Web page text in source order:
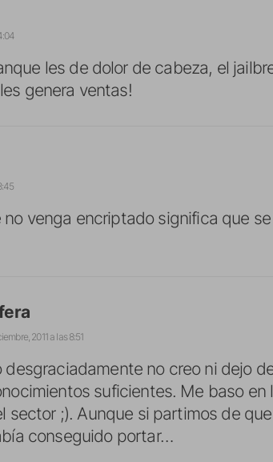
les de dolor de cabeza, el
genera ventas!
no venga encriptado significa que
2011 a las 8:51
desgraciadamente no creo ni dejo
suficientes. Me baso
sector ;). Aunque si partimos de
conseguido portar…